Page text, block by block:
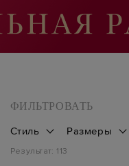
ФИЛЬТРОВАТЬ
Стиль Размеры
Результат: 113